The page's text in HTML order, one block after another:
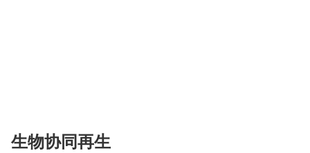
生物协同再生